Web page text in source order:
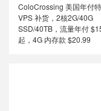
ColoCrossing 美国年付
VPS 补货，2核2G/40G
SSD/40TB，流量年付
起，4G 内存款 $20.99